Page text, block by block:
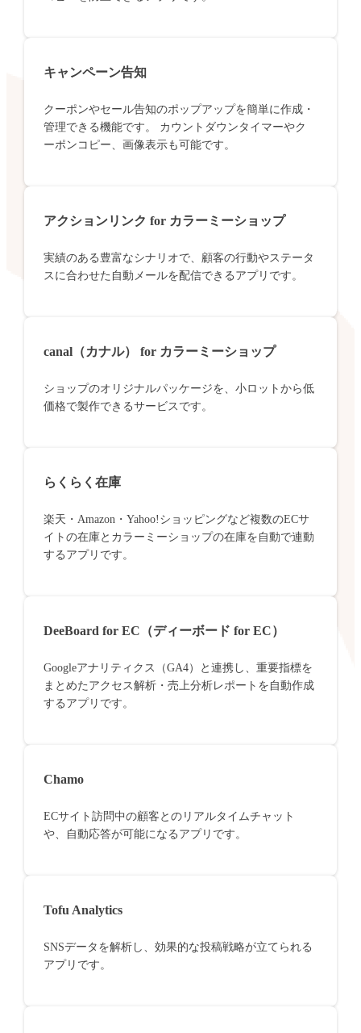
キャンペーン告知
クーポンやセール告知のポップアップを簡単に作成・
管理できる機能です。 カウントダウンタイマーやク
ーポンコピー、画像表示も可能です。
アクションリンク for カラーミーショップ
実績のある豊富なシナリオで、顧客の行動やステータ
スに合わせた自動メールを配信できるアプリです。
canal（カナル） for カラーミーショップ
ショップのオリジナルパッケージを、小ロットから低
価格で製作できるサービスです。
らくらく在庫
楽天・Amazon・Yahoo!ショッピングなど複数のECサ
イトの在庫とカラーミーショップの在庫を自動で連動
するアプリです。
DeeBoard for EC（ディーボード for EC）
Googleアナリティクス（GA4）と連携し、重要指標を
まとめたアクセス解析・売上分析レポートを自動作成
するアプリです。
Chamo
ECサイト訪問中の顧客とのリアルタイムチャット
や、自動応答が可能になるアプリです。
Tofu Analytics
SNSデータを解析し、効果的な投稿戦略が立てられる
アプリです。